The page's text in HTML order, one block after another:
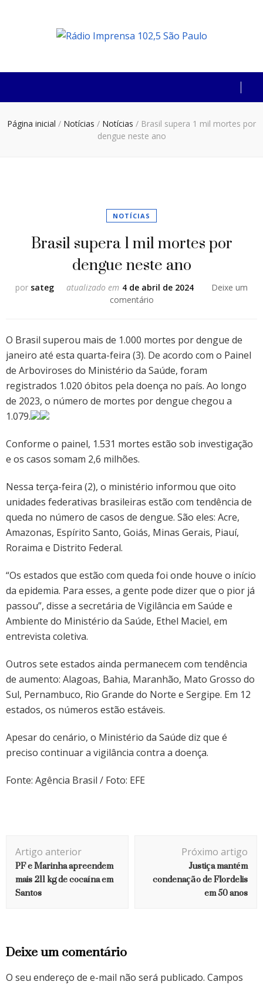
Rádio Imprensa
102,5 São Paulo
Página inicial / Notícias / Notícias / Brasil supera 1 mil mortes por
dengue neste ano
NOTÍCIAS
Brasil supera 1 mil mortes por
dengue neste ano
por sateg atualizado em 4 de abril de 2024
Deixe um
comentárioem
1
mortes
por
dengue
neste
O Brasil superou mais de 1.000 mortes por dengue de
janeiro até esta quarta-feira (3). De acordo com o Painel
de Arboviroses do Ministério da Saúde, foram
registrados 1.020 óbitos pela doença no país. Ao longo
de 2023, o número de mortes por dengue chegou a
1.079.
Conforme o painel, 1.531 mortes estão sob investigação
e os casos somam 2,6 milhões.
Nessa terça-feira (2), o ministério informou que oito
unidades federativas brasileiras estão com tendência de
queda no número de casos de dengue. São eles: Acre,
Amazonas, Espírito Santo, Goiás, Minas Gerais, Piauí,
Roraima e Distrito Federal.
“Os estados que estão com queda foi onde houve o início
da epidemia. Para esses, a gente pode dizer que o pior já
passou”, disse a secretária de Vigilância em Saúde e
Ambiente do Ministério da Saúde, Ethel Maciel, em
entrevista coletiva.
Outros sete estados ainda permanecem com tendência
de aumento: Alagoas, Bahia, Maranhão, Mato Grosso do
Sul, Pernambuco, Rio Grande do Norte e Sergipe. Em 12
estados, os números estão estáveis.
Apesar do cenário, o Ministério da Saúde diz que é
preciso continuar a vigilância contra a doença.
Fonte: Agência Brasil / Foto: EFE
de
post
Artigo anterior
PF e Marinha apreendem
mais 211 kg de cocaína em
Santos
Próximo artigo
Justiça mantém
condenação de Flordelis
em 50 anos
Deixe um comentário
O seu endereço de e-mail não será publicado. Campos